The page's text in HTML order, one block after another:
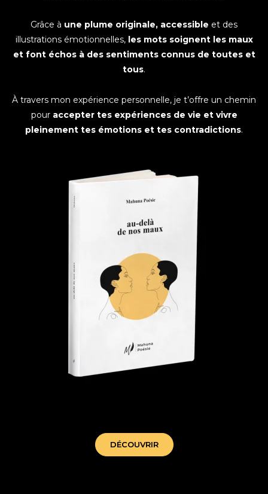
Grâce à une plume originale, accessible et des
illustrations émotionnelles,les mots soignent les maux
et font échos à des sentiments connus de toutes et
tous.
À travers mon expérience personnelle, je t’offre un chemin
pour accepter tes expériences de vie et vivre
pleinement tes émotions et tes contradictions.
DÉCOUVRIR